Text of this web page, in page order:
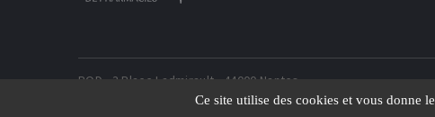
Ce site utilise des cookies et vous donne
POD - 3 Place Ladmirault - 44000 Nantes
POD - 45 rue de l'Avenir, A707, 33520 Bruges